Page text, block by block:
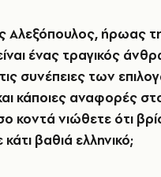
ήρωας
ένας τραγικός
συνέπειες των
κάποιες αναφορές
κοντά νιώθετε ότι
βαθιά ελληνικό;